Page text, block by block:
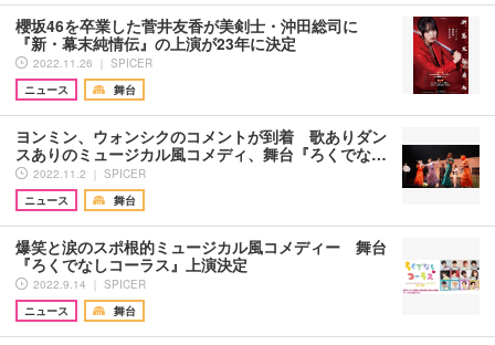
櫻坂46を卒業した菅井友香が美剣士・沖田総司に
『新・幕末純情伝』の上演が23年に決定
2022.11.26 ｜ SPICER
ニュース
舞台
ヨンミン、ウォンシクのコメントが到着 歌ありダン
スありのミュージカル風コメディ、舞台『ろくでな…
2022.11.2 ｜ SPICER
ニュース
舞台
爆笑と涙のスポ根的ミュージカル風コメディー 舞台
『ろくでなしコーラス』上演決定
2022.9.14 ｜ SPICER
ニュース
舞台